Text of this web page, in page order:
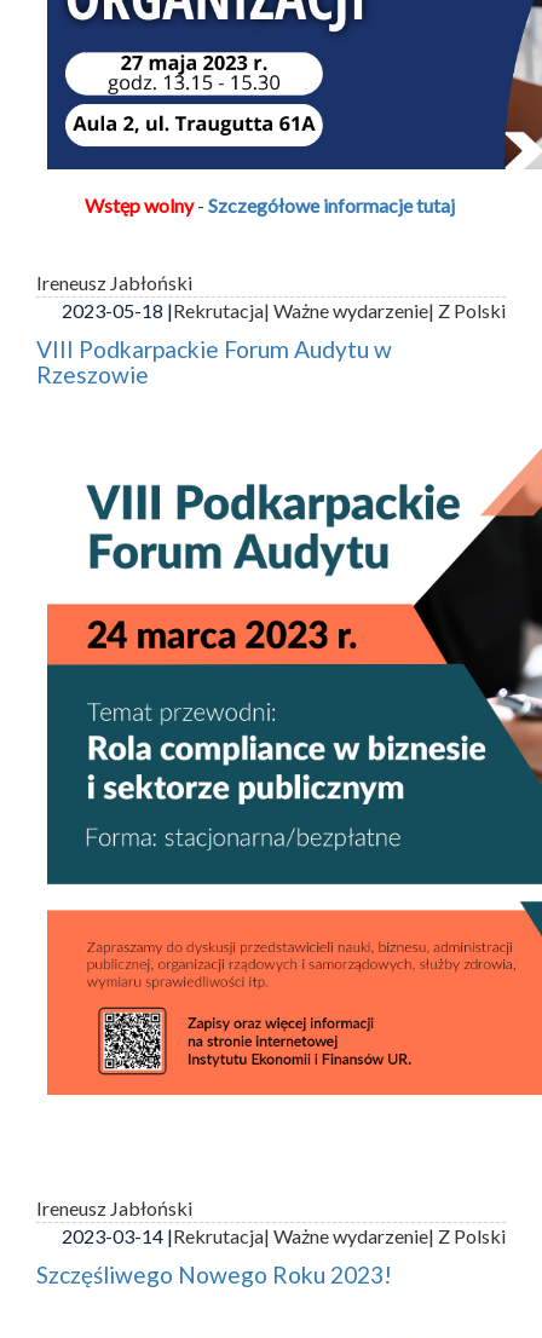
Wstęp wolny- Szczegółowe informacje tutaj
Ireneusz Jabłoński
2023-05-18 |Rekrutacja| Ważne wydarzenie| Z Polski
VIII Podkarpackie Forum Audytu w
Rzeszowie
Ireneusz Jabłoński
2023-03-14 |Rekrutacja| Ważne wydarzenie| Z Polski
Szczęśliwego Nowego Roku 2023!